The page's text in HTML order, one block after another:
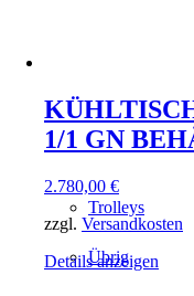
Trolleys
Übrig
1/1 GN
2.780,00 €
zzgl. Versandkosten
Details anzeigen